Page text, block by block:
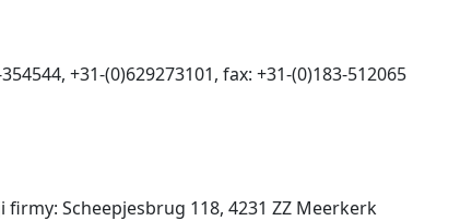
+31-(0)629273101, fax: +31-(0)183-512065
firmy: Scheepjesbrug 118, 4231 ZZ Meerkerk